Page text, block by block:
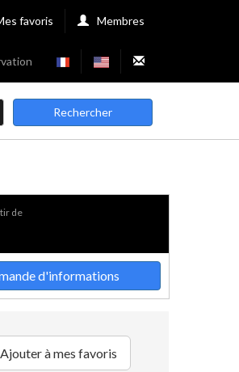
favoris Membres
Rechercher
de
d'informations
à mes favoris